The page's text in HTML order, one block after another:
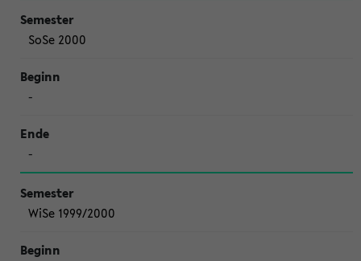
SoSe 2000
-
-
WiSe 1999/2000